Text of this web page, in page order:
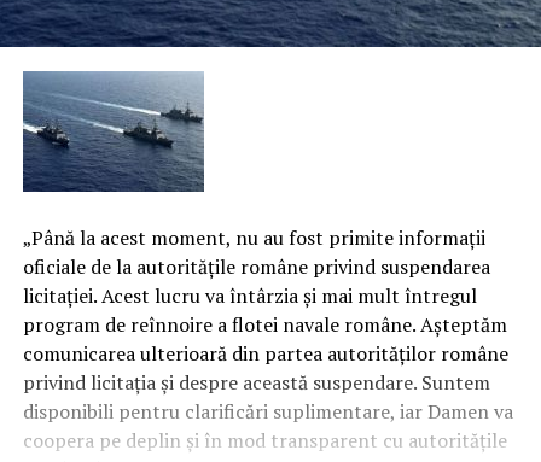
„Până la acest moment, nu au fost primite informaţii
oficiale de la autorităţile române privind suspendarea
licitaţiei. Acest lucru va întârzia şi mai mult întregul
program de reînnoire a flotei navale române. Aşteptăm
comunicarea ulterioară din partea autorităţilor române
privind licitaţia şi despre această suspendare. Suntem
disponibili pentru clarificări suplimentare, iar Damen va
coopera pe deplin şi în mod transparent cu autorităţile